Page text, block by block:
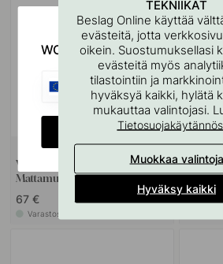
+ VÄRIT
Varapaperiteline Flow -
Mattamusta
67 €
Varastossa
WC-
102 €
TEKNIIKAT
Beslag Online käyttää
evästeitä, jotta
oikein. Suostumuksellasi
evästeitä myös
tilastointiin ja
hyväksyä kaikki, hylätä
mukauttaa valintojasi.
Muokkaa valintoja
Hyväksy kaikki
WOULD YOU RATHER VISIT?
EU
CHANGE